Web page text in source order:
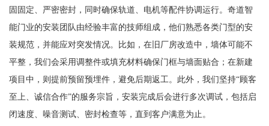
固固定、严密密封，同时确保轨道、电机等配件协调运行。奇道智
能门业的安装团队由经验丰富的技师组成，他们熟悉各类门型的安
装规范，并能应对突发情况。比如，在旧厂房改造中，墙体可能不
平整，我们会采用调整件或填充材料确保门框与墙面贴合；在新建
项目中，则提前预留预埋件，避免后期返工。此外，我们坚持“顾客
至上、诚信合作”的服务宗旨，安装完成后会进行多次调试，包括启
闭速度、噪音测试、密封检查等，直到客户满意为止。